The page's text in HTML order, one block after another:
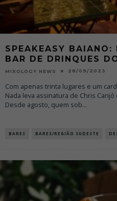
SPEAKEASY BAIANO:
BAR DE DRINQUES
MIXOLOGY NEWS 28/09/2023
Com apenas trinta lugares e um
Nada leva assinatura de Chris
Desde agosto, quem sob...
BARES BARES/REGIÃO SUDESTE